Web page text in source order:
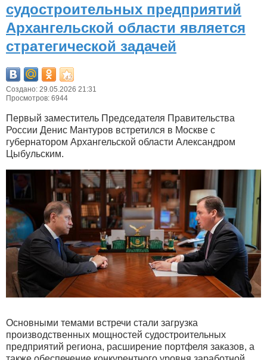
судостроительных предприятий
Архангельской области является
стратегической задачей
Создано: 29.05.2026 21:31
Просмотров: 6944
Первый заместитель Председателя Правительства
России Денис Мантуров встретился в Москве с
губернатором Архангельской области Александром
Цыбульским.
Основными темами встречи стали загрузка
производственных мощностей судостроительных
предприятий региона, расширение портфеля заказов, а